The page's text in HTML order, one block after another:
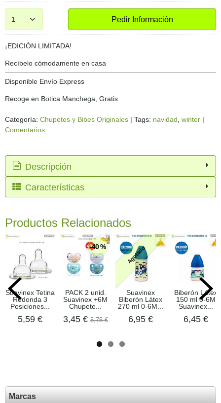
Marcas
Pedir Información
¡EDICIÓN LIMITADA!
Recíbelo cómodamente en casa
Disponible Envío Express
Recoge en Botica Manchega, Gratis
Categoría: Chupetes y Bibes Originales | Tags: navidad winter |
Comentarios
Descripción
Características
Productos Relacionados
Suavinex Tetina
Redonda 3
Posiciones...
5,59 €
-40 %
PACK 2 unid.
Suavinex +6M
Chupete...
3,45 €5,75 €
Agotado
Suavinex
Biberón Látex
270 ml 0-6M...
6,95 €
Biberón Látex
150 ml 0-6M
Suavinex...
6,45 €